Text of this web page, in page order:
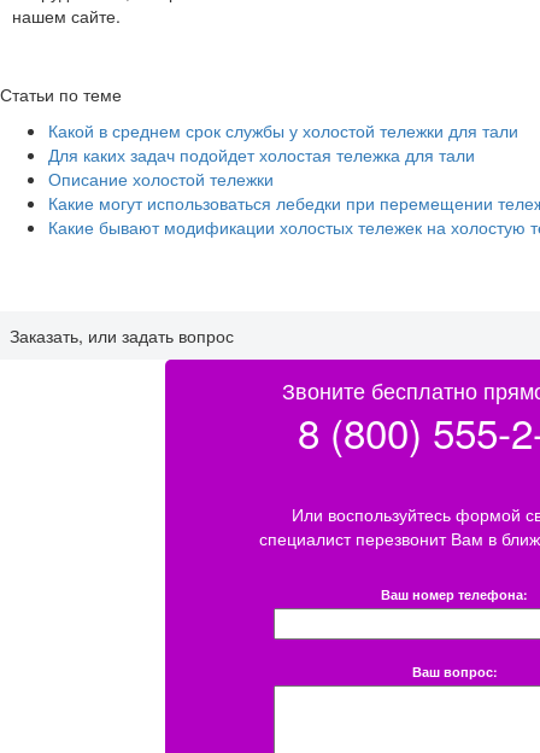
нашем сайте.
Статьи по теме
Какой в среднем срок службы у холостой тележки для тали
Для каких задач подойдет холостая тележка для тали
Описание холостой тележки
Какие могут использоваться лебедки при перемещении
Какие бывают модификации холостых тележек на холостую
Заказать, или задать вопрос
Звоните бесплатно
8 (800) 555-
Или воспользуйтесь формой
специалист перезвонит Вам в
Ваш номер телефона:
Ваш вопрос: